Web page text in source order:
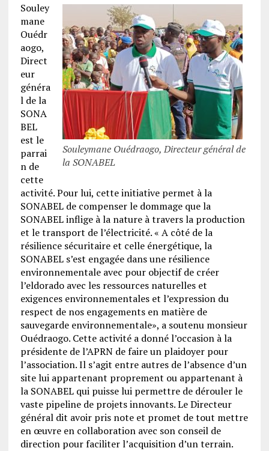
Souleymane Ouédraogo, Directeur général de
la SONABEL
Souley
mane
Ouédr
aogo,
Direct
eur
généra
l de la
SONA
BEL
est le
parrai
n de
cette
activité. Pour lui, cette initiative permet à la
SONABEL de compenser le dommage que la
SONABEL inflige à la nature à travers la production
et le transport de l’électricité. « A côté de la
résilience sécuritaire et celle énergétique, la
SONABEL s’est engagée dans une résilience
environnementale avec pour objectif de créer
l’eldorado avec les ressources naturelles et
exigences environnementales et l’expression du
respect de nos engagements en matière de
sauvegarde environnementale», a soutenu monsieur
Ouédraogo. Cette activité a donné l’occasion à la
présidente de l’APRN de faire un plaidoyer pour
l’association. Il s’agit entre autres de l’absence d’un
site lui appartenant proprement ou appartenant à
la SONABEL qui puisse lui permettre de dérouler le
vaste pipeline de projets innovants. Le Directeur
général dit avoir pris note et promet de tout mettre
en œuvre en collaboration avec son conseil de
direction pour faciliter l’acquisition d’un terrain.